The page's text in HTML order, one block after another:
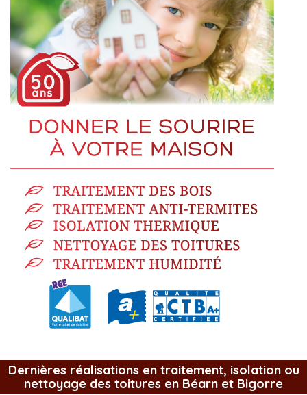
Dernières réalisations en traitement, isolation ou
nettoyage des toitures en Béarn et Bigorre